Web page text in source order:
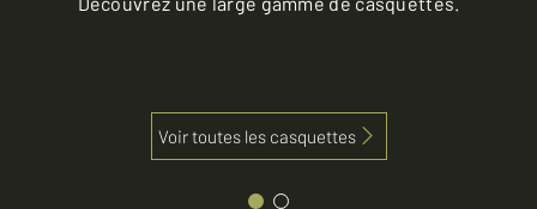
Voir toutes les casquettes